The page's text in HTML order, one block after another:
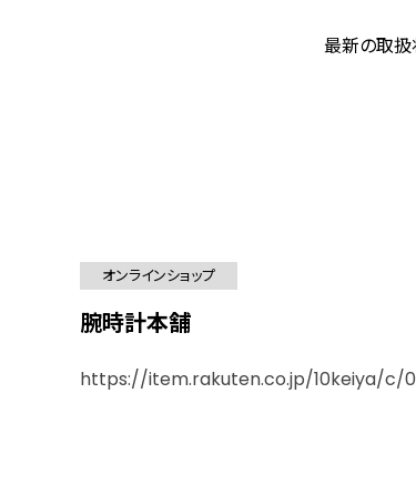
最新の取扱
オンラインショップ
腕時計本舗
https://item.rakuten.co.jp/10keiya/c/